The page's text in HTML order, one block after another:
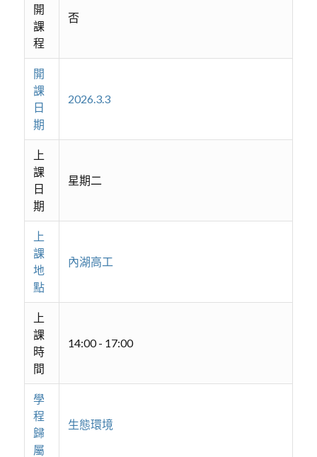
開
課
程
否
開
課
日
期
2026.3.3
上
課
日
期
星期二
上
課
地
點
內湖高工
上
課
時
間
14:00 - 17:00
學
程
歸
屬
生態環境